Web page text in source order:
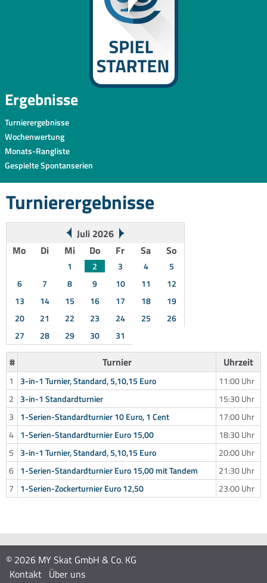
Ergebnisse
Turnierergebnisse
Wochenwertung
Monats-Rangliste
Gespielte Spontanserien
Turnierergebnisse
Juli 2026
Mo
Di Mi Do Fr Sa So
1 2 3 4
5
6
7 8 9 10 11
12
13
14 15 16 17 18
19
20
21 22 23 24 25
26
27
28 29 30 31
# Turnier Uhrzeit
1 3-in-1 Turnier, Standard, 5,10,15 Euro
11:00 Uhr
2 3-in-1 Standardturnier
15:30 Uhr
3
1-Serien-Standardturnier 10 Euro, 1 Cent
17:00 Uhr
4 1-Serien-Standardturnier Euro 15,00
18:30 Uhr
5 3-in-1 Turnier, Standard, 5,10,15 Euro
20:00 Uhr
6 1-Serien-Standardturnier Euro 15,00 mit Tandem
21:30 Uhr
7
1-Serien-Zockerturnier Euro 12,50 23:00 Uhr
© 2026 MY Skat GmbH & Co. KG
Kontakt Über uns